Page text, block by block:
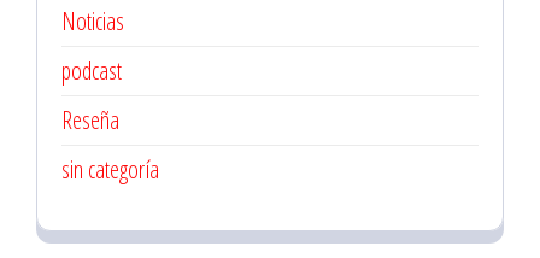
Noticias
podcast
Reseña
sin categoría